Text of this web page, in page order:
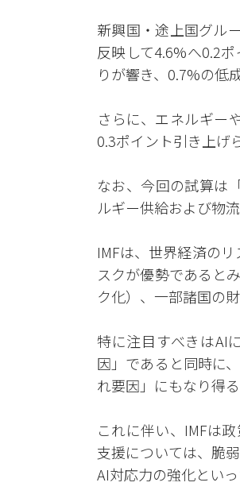
新興国・途上国グル
反映して4.6%へ0.2
りが響き、0.7%の低
さらに、エネルギー
0.3ポイント引き上げ
なお、今回の試算は
ルギー供給および物
IMFは、世界経済の
スクが優勢であると
ク化）、一部諸国の
特に注目すべきはAI
因」であると同時に
れ要因」にもなり得
これに伴い、IMFは
支援については、脆
AI対応力の強化とい